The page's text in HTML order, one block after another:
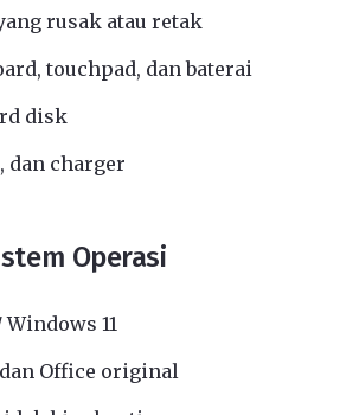
rusak atau retak
touchpad, dan baterai
disk
dan charger
Operasi
11
Office original